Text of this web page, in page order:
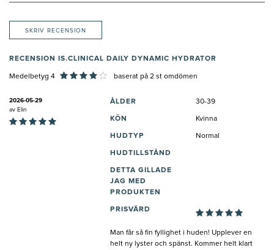
SKRIV RECENSION
RECENSION IS.CLINICAL DAILY DYNAMIC HYDRATOR
Medelbetyg 4 baserat på 2 st omdömen
2026-05-29
av Elin
ÅLDER 30-39
KÖN Kvinna
HUDTYP Normal
HUDTILLSTÅND
DETTA GILLADE
JAG MED
PRODUKTEN
PRISVÄRD
Man får så fin fyllighet i huden! Upplever en
helt ny lyster och spänst. Kommer helt klart